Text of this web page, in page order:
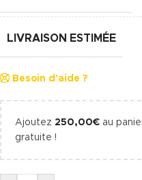
LIVRAISON ESTIMÉE
Besoin d'aide ?
Ajoutez 250,00€ au
gratuite !